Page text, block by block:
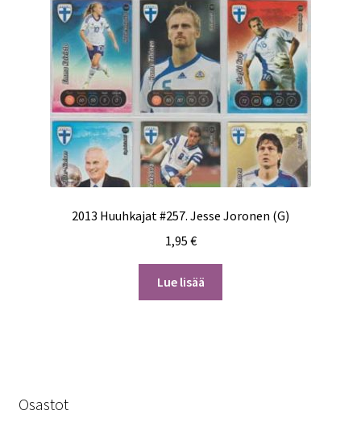
2013 Huuhkajat #257. Jesse Joronen (G)
1,95 €
Lue lisää
Osastot